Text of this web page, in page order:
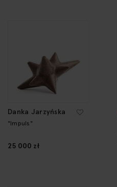
Danka Jarzyńska
"Impuls"
25 000 zł